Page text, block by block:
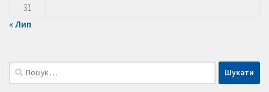
31
« Лип
Пошук: